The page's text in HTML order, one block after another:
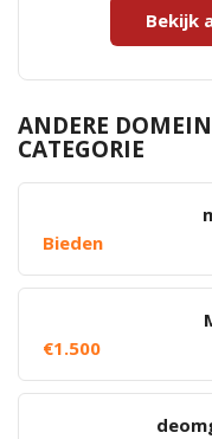
Bekijk
ANDERE
CATEGORIE
Bieden
€1.500